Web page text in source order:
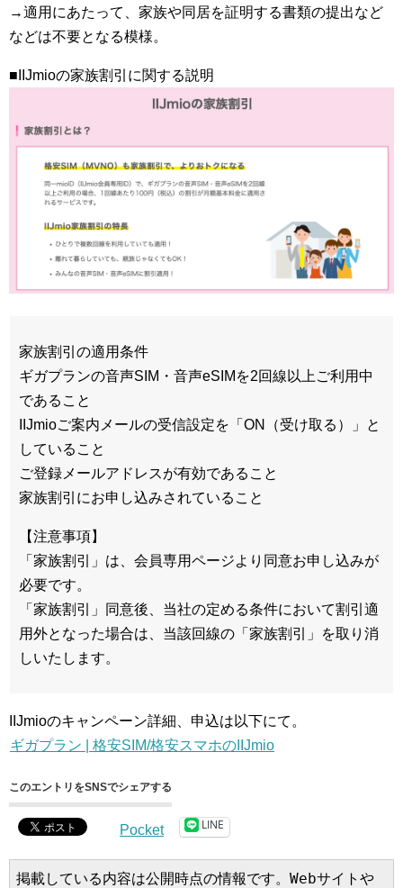
→適用にあたって、家族や同居を証明する書類の提出など
などは不要となる模様。
■IIJmioの家族割引に関する説明
家族割引の適用条件
ギガプランの音声SIM・音声eSIMを2回線以上ご利用中
であること
IIJmioご案内メールの受信設定を「ON（受け取る）」と
していること
ご登録メールアドレスが有効であること
家族割引にお申し込みされていること
【注意事項】
「家族割引」は、会員専用ページより同意お申し込みが
必要です。
「家族割引」同意後、当社の定める条件において割引適
用外となった場合は、当該回線の「家族割引」を取り消
しいたします。
IIJmioのキャンペーン詳細、申込は以下にて。
ギガプラン | 格安SIM/格安スマホのIIJmio
このエントリをSNSでシェアする
Pocket LINE
掲載している内容は公開時点の情報です。Webサイトや